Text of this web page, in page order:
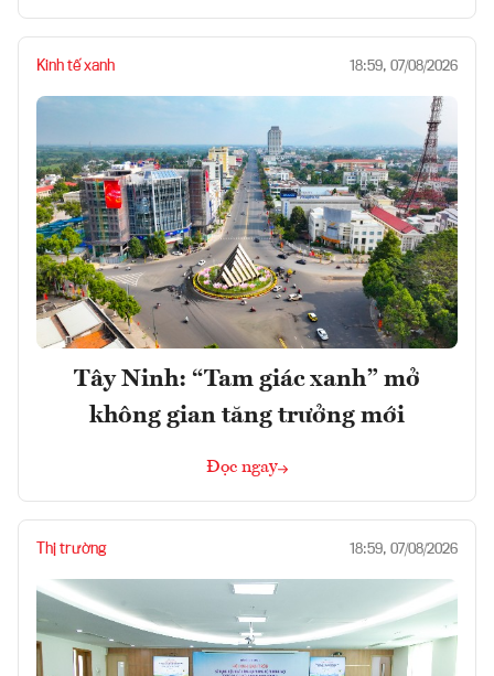
Kinh tế xanh 18:59, 07/08/2026
Tây Ninh: “Tam giác xanh” mở
không gian tăng trưởng mới
Đọc ngay
Thị trường 18:59, 07/08/2026